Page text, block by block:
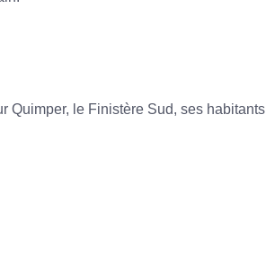
Quimper, le Finistère Sud, ses habitants